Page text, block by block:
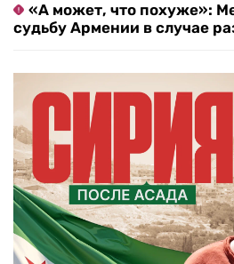
«А может, что похуже»:
судьбу Армении в случае